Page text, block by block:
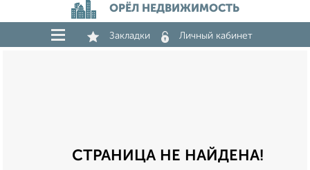
ОРЁЛ НЕДВИЖИМОСТЬ
Закладки Личный кабинет
СТРАНИЦА НЕ НАЙДЕНА!